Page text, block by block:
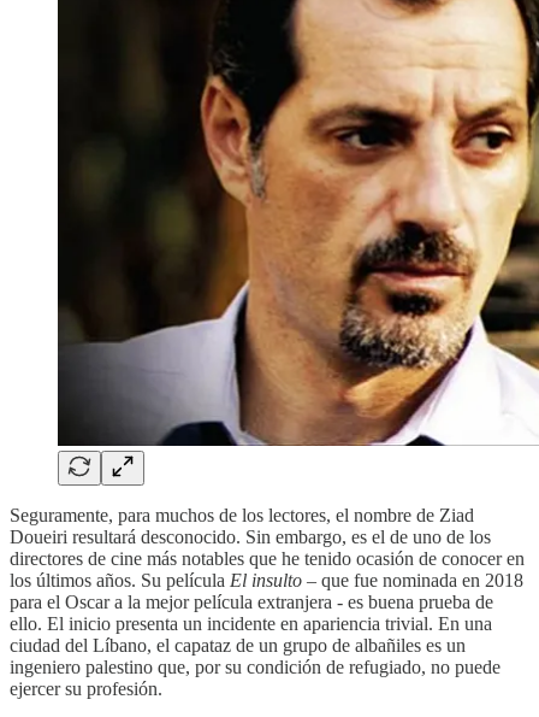
Seguramente, para muchos de los lectores, el nombre de Ziad
Doueiri resultará desconocido. Sin embargo, es el de uno de los
directores de cine más notables que he tenido ocasión de conocer en
los últimos años. Su película El insulto – que fue nominada en 2018
para el Oscar a la mejor película extranjera - es buena prueba de
ello. El inicio presenta un incidente en apariencia trivial. En una
ciudad del Líbano, el capataz de un grupo de albañiles es un
ingeniero palestino que, por su condición de refugiado, no puede
ejercer su profesión.